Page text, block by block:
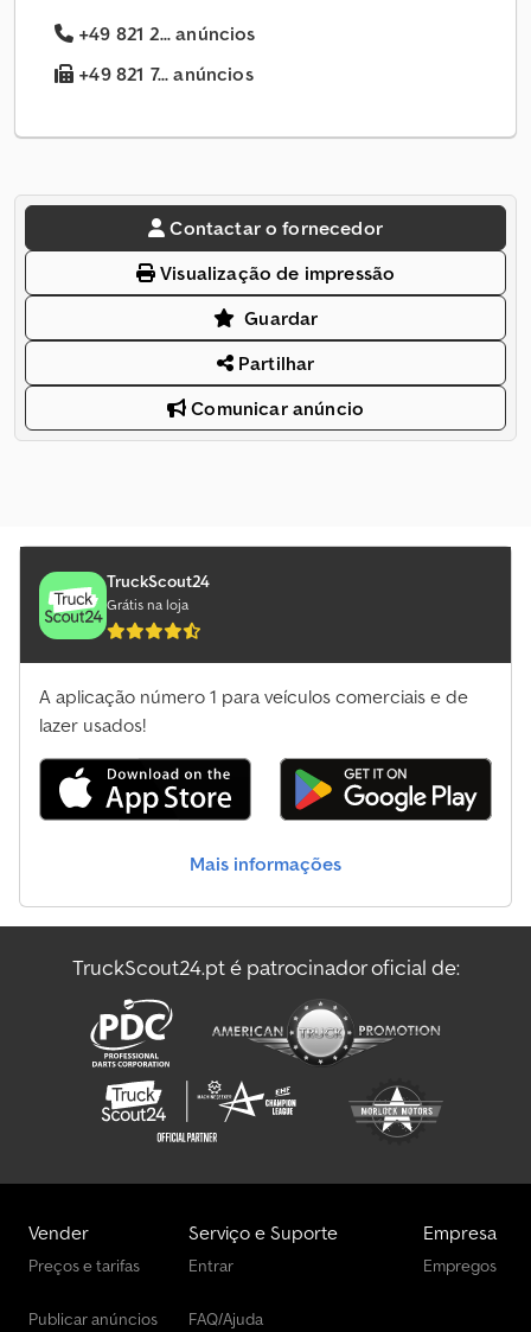
+49 821 2... anúncios
+49 821 7... anúncios
Contactar o fornecedor
Visualização de impressão
Guardar
Partilhar
Comunicar anúncio
TruckScout24
Grátis na loja
A aplicação número 1 para veículos comerciais e de
lazer usados!
Mais informações
TruckScout24.pt é patrocinador oficial de:
Vender
Preços e tarifas
Publicar anúncios
Serviço e Suporte
Entrar
FAQ/Ajuda
Empresa
Empregos